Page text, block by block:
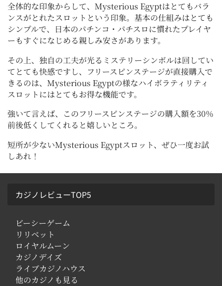
全体的な印象からして、Mysterious Egyptはとてもバラ
ンスがとれたスロットという印象。基本の仕組みはとても
シンプルで、日本のパチンコ・パチスロに慣れたプレイヤ
ーもすぐになじめる親しみ安さがあります。
その上、独自の工夫が光るミステリーシンボルは回してい
てとても快感ですし、フリースピンステージが直接購入で
きるのは、Mysterious Egyptの様なハイボラティリティ
スロットにはとてもお得な機能です。
強いて言えば、このフリースピンステージの購入額を30％
前後低くしてくれると嬉しいところ。
短所が少ないMysterious Egyptスロット、ぜひ一度お試
しあれ！
カジノレビューTOP5
ビーシーゲーム
リリベット
ロイヤルムーン
カジノデイズ
ライブカジノハウス
他のカジノも見る